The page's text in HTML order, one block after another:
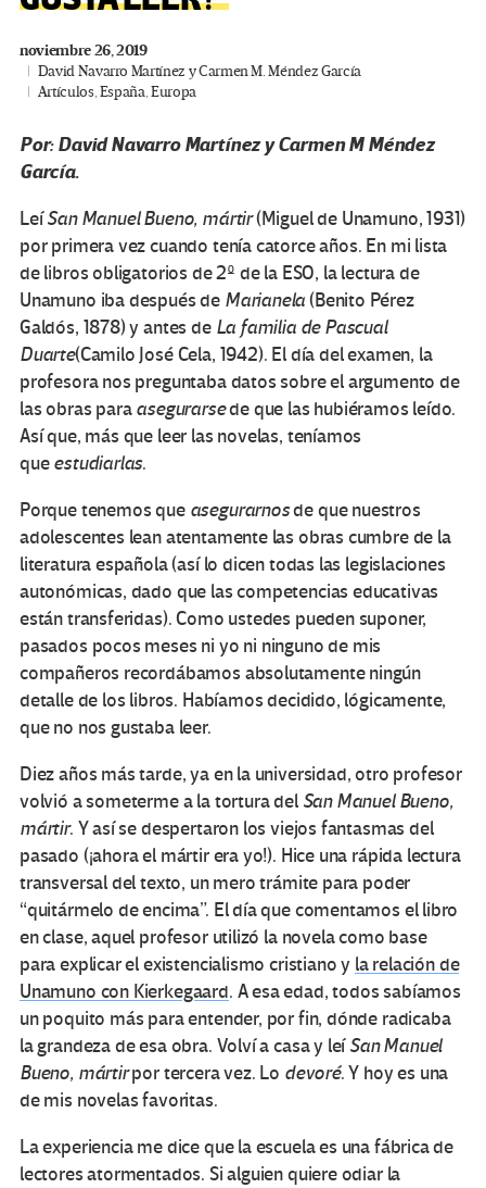
noviembre 26, 2019
David Navarro Martínez y Carmen M. Méndez García
Artículos,España,Europa
Por: David Navarro Martínez y Carmen M Méndez
García.
LeíSan Manuel Bueno, mártir(Miguel de Unamuno, 1931)
por primera vez cuando tenía catorce años. En mi lista
de libros obligatorios de 2º de la ESO, la lectura de
Unamuno iba después de Marianela(Benito Pérez
Galdós, 1878) y antes de La familia de Pascual
Duarte(Camilo José Cela, 1942). El día del examen, la
profesora nos preguntaba datos sobre el argumento de
las obras paraasegurarsede que las hubiéramos leído.
Así que, más que leer las novelas, teníamos
queestudiarlas.
Porque tenemos que asegurarnosde que nuestros
adolescentes lean atentamente las obras cumbre de la
literatura española (así lo dicen todas las legislaciones
autonómicas, dado que las competencias educativas
están transferidas). Como ustedes pueden suponer,
pasados pocos meses ni yo ni ninguno de mis
compañeros recordábamos absolutamente ningún
detalle de los libros. Habíamos decidido, lógicamente,
que no nos gustaba leer.
Diez años más tarde, ya en la universidad, otro profesor
volvió a someterme a la tortura del San Manuel Bueno,
mártir. Y así se despertaron los viejos fantasmas del
pasado (¡ahora el mártir era yo!). Hice una rápida lectura
transversal del texto, un mero trámite para poder
“quitármelo de encima”. El día que comentamos el libro
en clase, aquel profesor utilizó la novela como base
para explicar el existencialismo cristiano y la relación de
Unamuno con Kierkegaard. A esa edad, todos sabíamos
un poquito más para entender, por fin, dónde radicaba
la grandeza de esa obra. Volví a casa y leíSan Manuel
Bueno, mártirpor tercera vez. Lo devoré. Y hoy es una
de mis novelas favoritas.
La experiencia me dice que la escuela es una fábrica de
lectores atormentados. Si alguien quiere odiar la